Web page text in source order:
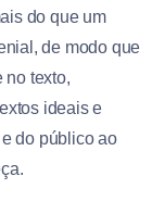
do que um
de modo que
no texto,
ideais e
do público ao